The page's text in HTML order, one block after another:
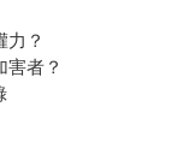
力？
害者？